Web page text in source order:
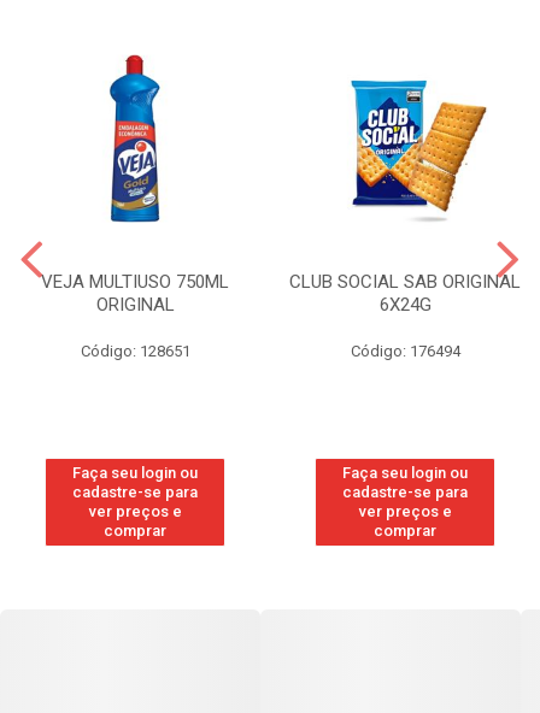
VEJA MULTIUSO 750ML
ORIGINAL
Código: 128651
Faça seu login ou
cadastre-se para
ver preços e
comprar
CLUB SOCIAL SAB ORIGINAL
6X24G
Código: 176494
Faça seu login ou
cadastre-se para
ver preços e
comprar